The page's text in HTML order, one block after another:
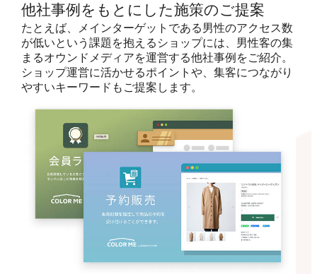
他社事例をもとにした施策のご提案
たとえば、メインターゲットである男性のアクセス数
が低いという課題を抱えるショップには、男性客の集
まるオウンドメディアを運営する他社事例をご紹介。
ショップ運営に活かせるポイントや、集客につながり
やすいキーワードもご提案します。